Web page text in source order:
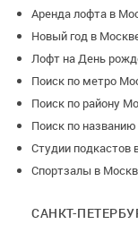
Аренда лофта в
Новый год в
Лофт на День
Поиск по метро
Поиск по району
Поиск по
Студии подкастов
Спортзалы в
САНКТ-